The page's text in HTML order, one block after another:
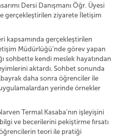
Dersi Danışmanı Öğr. Üyesi
gerçekleştirilen ziyarete İletişim
kapsamında gerçekleştirilen
Müdürlüğü’nde görev yapan
sohbette kendi meslek hayatından
aktardı. Sohbet sonunda
daha sonra öğrenciler ile
yerinde örnekler
Termal Kasaba’nın işleyişini
ve becerilerini pekiştirme fırsatı
teori ile pratiği